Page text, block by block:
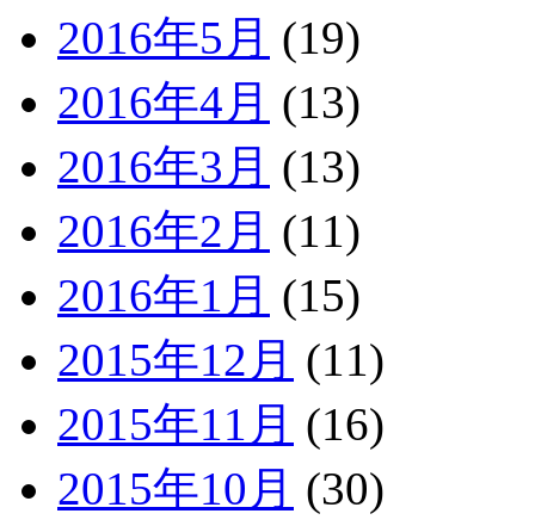
2016年5月 (19)
2016年4月 (13)
2016年3月 (13)
2016年2月 (11)
2016年1月 (15)
2015年12月 (11)
2015年11月 (16)
2015年10月 (30)